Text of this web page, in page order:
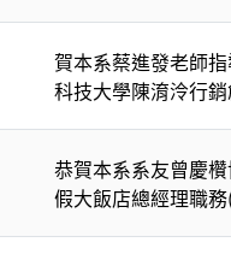
賀本系蔡進發老師
科技大學陳淯泠行
恭賀本系系友曾慶
假大飯店總經理職